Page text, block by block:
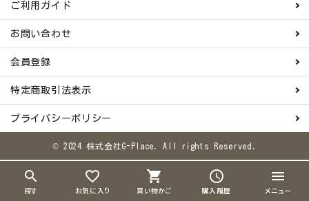
search
探す
favorite_border
お気に入り
shopping_cart
買い物かご
schedule
購入履歴
menu
メニュー
ご利用ガイド
お問い合わせ
会員登録
特定商取引法表示
プライバシーポリシー
© 2024 株式会社G-Place. All rights Reserved.